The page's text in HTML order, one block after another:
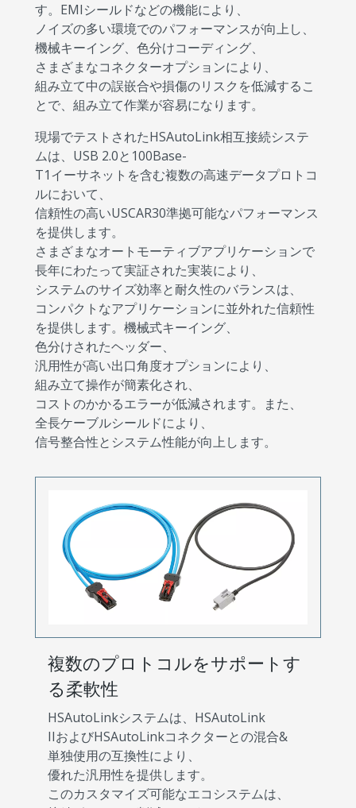
す。EMIシールドなどの機能により、
ノイズの多い環境でのパフォーマンスが向上し、
機械キーイング、色分けコーディング、
さまざまなコネクターオプションにより、
組み立て中の誤嵌合や損傷のリスクを低減するこ
とで、組み立て作業が容易になります。
現場でテストされたHSAutoLink相互接続システ
ムは、USB 2.0と100Base-
T1イーサネットを含む複数の高速データプロトコ
ルにおいて、
信頼性の高いUSCAR30準拠可能なパフォーマンス
を提供します。
さまざまなオートモーティブアプリケーションで
長年にわたって実証された実装により、
システムのサイズ効率と耐久性のバランスは、
コンパクトなアプリケーションに並外れた信頼性
を提供します。機械式キーイング、
色分けされたヘッダー、
汎用性が高い出口角度オプションにより、
組み立て操作が簡素化され、
コストのかかるエラーが低減されます。また、
全長ケーブルシールドにより、
信号整合性とシステム性能が向上します。
複数のプロトコルをサポートす
る柔軟性
HSAutoLinkシステムは、HSAutoLink
IIおよびHSAutoLinkコネクターとの混合&
単独使用の互換性により、
優れた汎用性を提供します。
このカスタマイズ可能なエコシステムは、